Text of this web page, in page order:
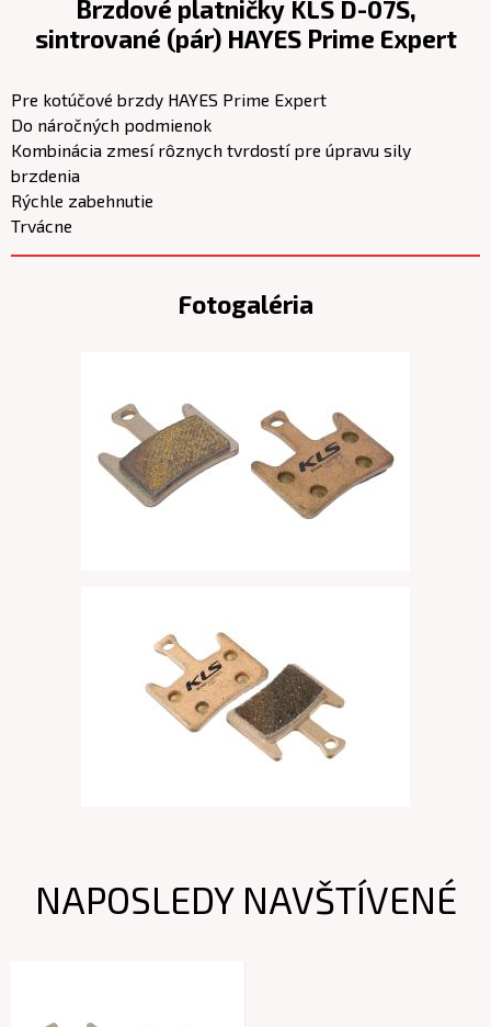
Brzdové platničky KLS D-07S,
sintrované (pár) HAYES Prime Expert
Pre kotúčové brzdy HAYES Prime Expert
Do náročných podmienok
Kombinácia zmesí rôznych tvrdostí pre úpravu sily
brzdenia
Rýchle zabehnutie
Trvácne
Fotogaléria
NAPOSLEDY NAVŠTÍVENÉ